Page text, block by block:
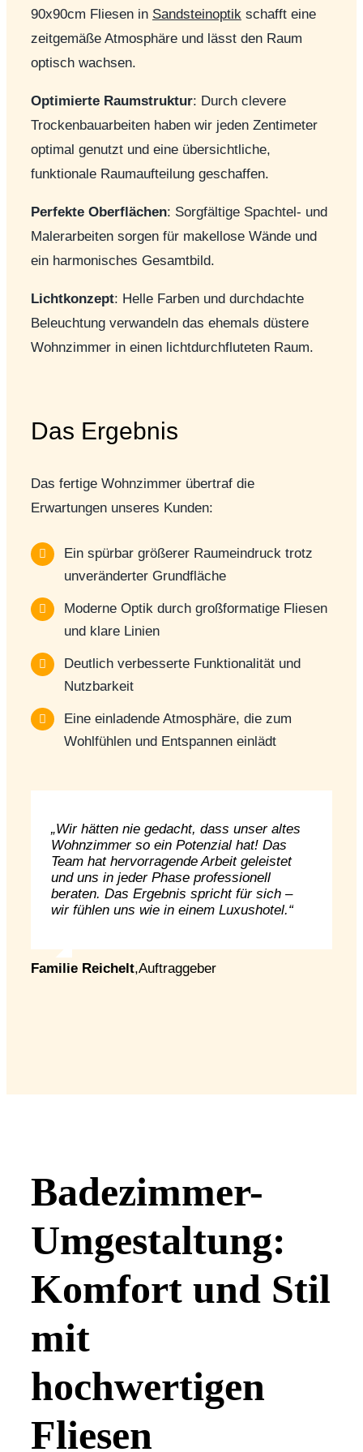
90x90cm Fliesen in Sandsteinoptikschafft eine
zeitgemäße Atmosphäre und lässt den Raum
optisch wachsen.
Optimierte Raumstruktur: Durch clevere
Trockenbauarbeiten haben wir jeden Zentimeter
optimal genutzt und eine übersichtliche,
funktionale Raumaufteilung geschaffen.
Perfekte Oberflächen: Sorgfältige Spachtel- und
Malerarbeiten sorgen für makellose Wände und
ein harmonisches Gesamtbild.
Lichtkonzept: Helle Farben und durchdachte
Beleuchtung verwandeln das ehemals düstere
Wohnzimmer in einen lichtdurchfluteten Raum.
Das Ergebnis
Das fertige Wohnzimmer übertraf die
Erwartungen unseres Kunden:
Ein spürbar größerer Raumeindruck trotz
unveränderter Grundfläche
Moderne Optik durch großformatige Fliesen
und klare Linien
Deutlich verbesserte Funktionalität und
Nutzbarkeit
Eine einladende Atmosphäre, die zum
Wohlfühlen und Entspannen einlädt
„Wir hätten nie gedacht, dass unser altes
Wohnzimmer so ein Potenzial hat! Das
Team hat hervorragende Arbeit geleistet
und uns in jeder Phase professionell
beraten. Das Ergebnis spricht für sich –
wir fühlen uns wie in einem Luxushotel.“
Familie Reichelt,Auftraggeber
Badezimmer-
Umgestaltung:
Komfort und Stil
mit
hochwertigen
Fliesen